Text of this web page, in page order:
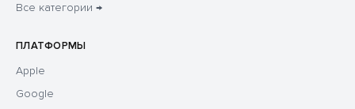
Все категории →
ПЛАТФОРМЫ
Apple
Google